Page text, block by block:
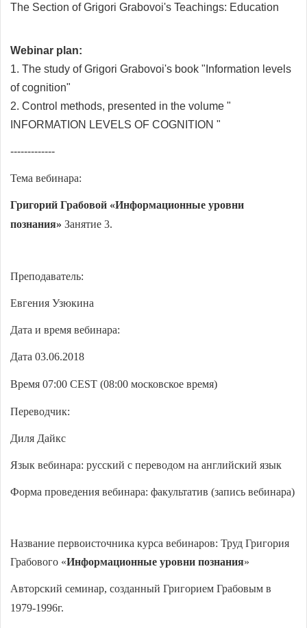
The Section of Grigori Grabovoi's Teachings: Education
Webinar plan:
1. The study of Grigori Grabovoi's book "Information levels
of cognition"
2. Control methods, presented in the volume "
INFORMATION LEVELS OF COGNITION "
-------------
Тема вебинара:
Григорий Грабовой «Информационные уровни
познания» Занятие 3.
Преподаватель:
Евгения Узюкина
Дата и время вебинара:
Дата 03.06.2018
Время 07:00 CEST (08:00 московское время)
Переводчик:
Диля Дайкс
Язык вебинара: русский с переводом на английский язык
Форма проведения вебинара: факультатив (запись вебинара)
Название первоисточника курса вебинаров: Труд Григория
Грабового «Информационные уровни познания»
Авторский семинар, созданный Григорием Грабовым в
1979-1996г.